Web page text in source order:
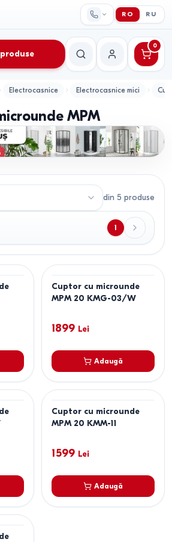
RO RU
CăutareContul meu
0
Electrocasnice Electrocasnice mici
MPM
din 5 produse
1
Cuptor cu microunde
MPM 20 KMG-03/W
1899 Lei
Adaugă
Cuptor cu microunde
MPM 20 KMM-11
1599 Lei
Adaugă